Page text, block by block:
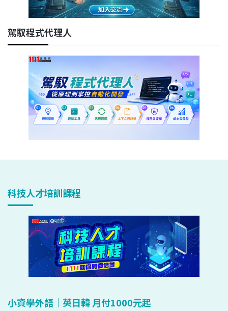
駕馭程式代理人
科技人才培訓課程
小資學外語｜英日韓 月付1000元起